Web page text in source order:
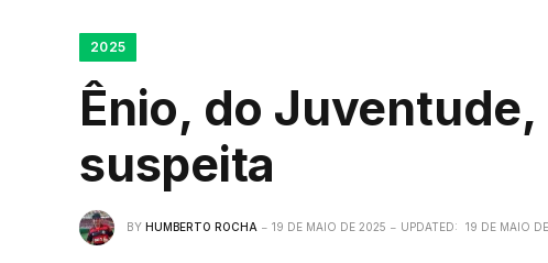
2025
Ênio, do
suspeita
BY HUMBERTO ROCHA 19 DE MAIO DE 2025 UPDATED: 19 DE MAIO